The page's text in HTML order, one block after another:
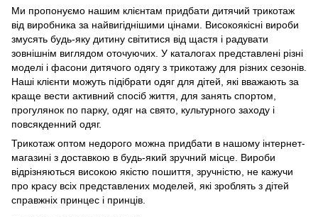
Ми пропонуємо нашим клієнтам придбати дитячий трикотаж
від виробника за найвигіднішими цінами. Високоякісні вироби
змусять будь-яку дитину світитися від щастя і радувати
зовнішнім виглядом оточуючих. У каталогах представлені різні
моделі і фасони дитячого одягу з трикотажу для різних сезонів.
Наші клієнти можуть підібрати одяг для дітей, які вважають за
краще вести активний спосіб життя, для занять спортом,
прогулянок по парку, одяг на свято, культурного заходу і
повсякденний одяг.
Трикотаж оптом недорого можна придбати в нашому інтернет-
магазині з доставкою в будь-який зручний місце. Вироби
відрізняються високою якістю пошиття, зручністю, не кажучи
про красу всіх представлених моделей, які зроблять з дітей
справжніх принцес і принців.